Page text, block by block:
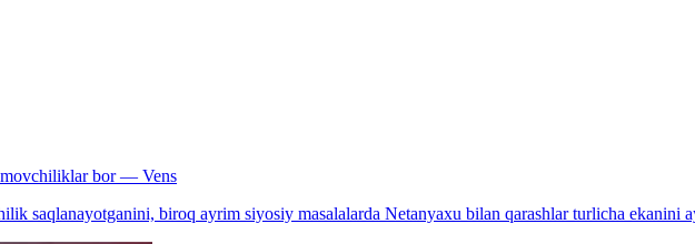
bor — Vens
saqlanayotganini, biroq ayrim siyosiy masalalarda Netanyaxu bilan qarashlar turlicha ekanini